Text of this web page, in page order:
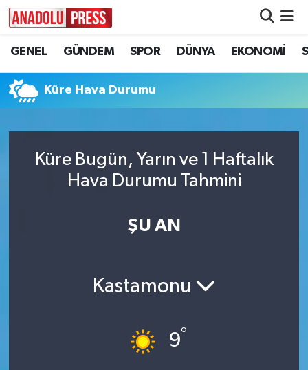
GENEL GÜNDEM SPOR DÜNYA EKONOMİ
Küre Hava Durumu
Küre Bugün, Yarın ve 1 Haftalık
Hava Durumu Tahmini
ŞU AN
Kastamonu
9°
Nöbetçi Eczaneler
Hava Durumu
Trafik Durumu